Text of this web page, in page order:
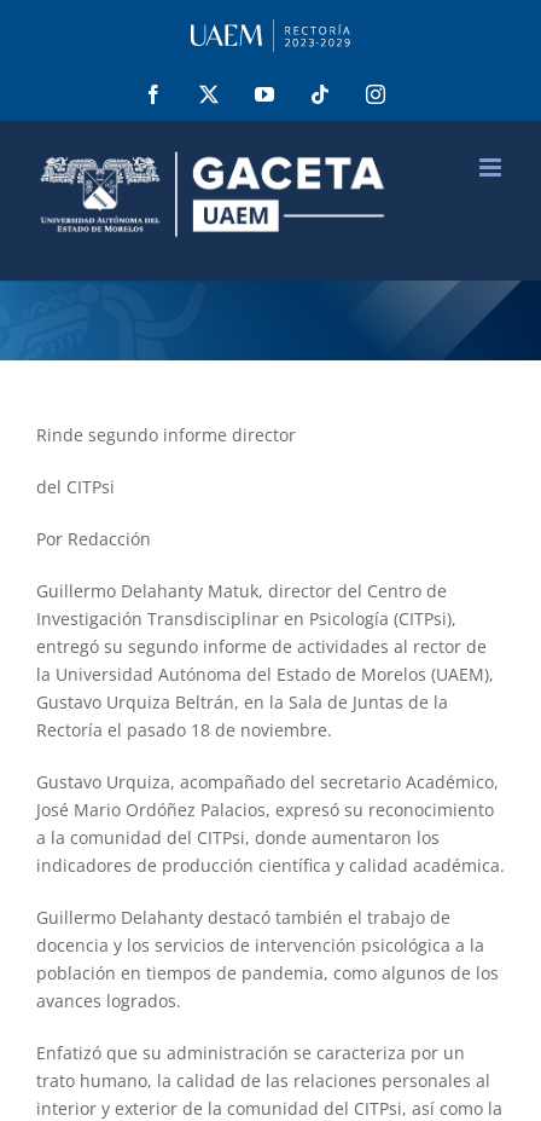
Facebook YouTube Tiktok Instagram
Rinde segundo informe director
del CITPsi
Por Redacción
Guillermo Delahanty Matuk, director del Centro de
Investigación Transdisciplinar en Psicología (CITPsi),
entregó su segundo informe de actividades al rector de
la Universidad Autónoma del Estado de Morelos (UAEM),
Gustavo Urquiza Beltrán, en la Sala de Juntas de la
Rectoría el pasado 18 de noviembre.
Gustavo Urquiza, acompañado del secretario Académico,
José Mario Ordóñez Palacios, expresó su reconocimiento
a la comunidad del CITPsi, donde aumentaron los
indicadores de producción científica y calidad académica.
Guillermo Delahanty destacó también el trabajo de
docencia y los servicios de intervención psicológica a la
población en tiempos de pandemia, como algunos de los
avances logrados.
Enfatizó que su administración se caracteriza por un
trato humano, la calidad de las relaciones personales al
interior y exterior de la comunidad del CITPsi, así como la